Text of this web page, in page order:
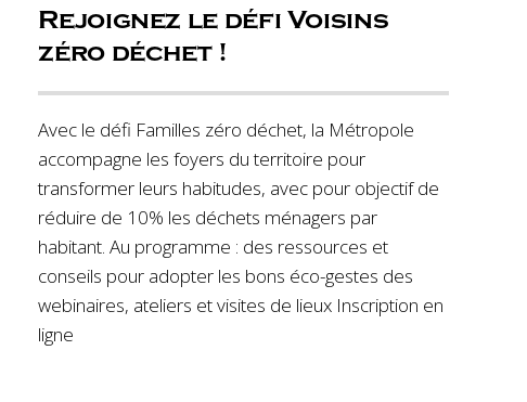
Rejoignez le défi Voisins
zéro déchet !
Avec le défi Familles zéro déchet, la Métropole
accompagne les foyers du territoire pour
transformer leurs habitudes, avec pour objectif de
réduire de 10% les déchets ménagers par
habitant. Au programme : des ressources et
conseils pour adopter les bons éco-gestes des
webinaires, ateliers et visites de lieux Inscription en
ligne